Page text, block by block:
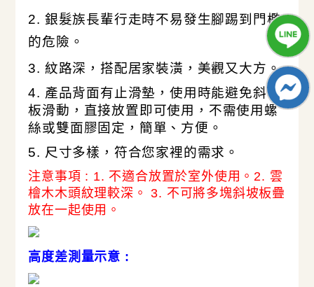
2. 銀髮族長輩行走時不易發生腳踢到門檻
的危險 。
3. 紋路深，搭配居家裝潢，美觀又大方。
4. 產品背面有止滑墊，使用時能避免斜坡
板滑動，直接放置即可使用，不需使用螺
絲或雙面膠固定，簡單、方便。
5. 尺寸多樣，符合您家裡的需求。
注意事項 : 1. 不適合放置於室外使用。2. 雲
檜木木頭紋理較深。 3. 不可將多塊斜坡板疊
放在一起使用。
高度差測量示意 :